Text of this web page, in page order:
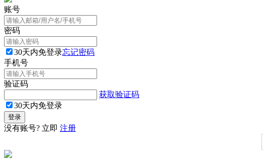
账号
密码
30天内免登录忘记密码
手机号
验证码
获取验证码
30天内免登录
没有账号? 立即 注册